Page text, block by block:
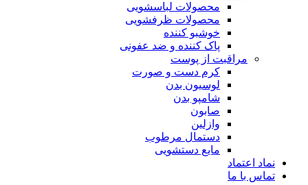
محصولات لباسشویی
محصولات ظرفشویی
خوشبو کننده
پاک کننده و ضد عفونی
مراقبت از پوست
کرم دست و صورت
لوسیون بدن
شامپو بدن
صابون
وازلین
دستمال مرطوب
مایع دستشویی
نماد اعتماد
تماس با ما